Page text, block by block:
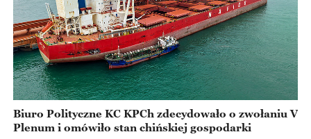
Biuro Polityczne KC KPCh zdecydowało o zwołaniu V
Plenum i omówiło stan chińskiej gospodarki